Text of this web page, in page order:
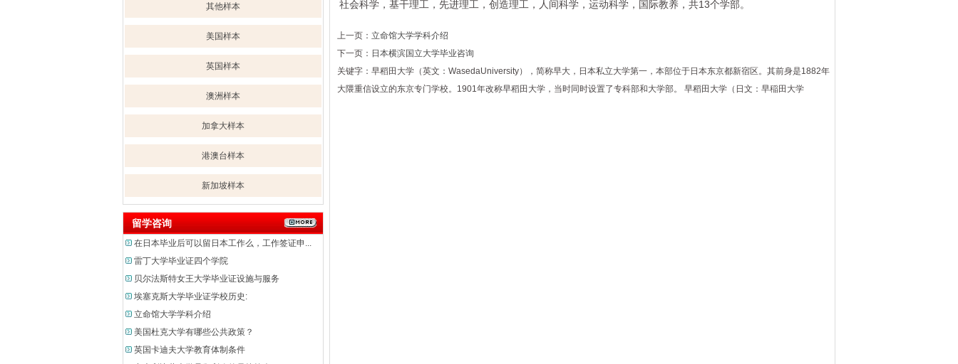
其他样本
美国样本
英国样本
澳洲样本
加拿大样本
港澳台样本
新加坡样本
留学咨询
在日本毕业后可以留日本工作么，工作签证申...
雷丁大学毕业证四个学院
贝尔法斯特女王大学毕业证设施与服务
埃塞克斯大学毕业证学校历史:
立命馆大学学科介绍
美国杜克大学有哪些公共政策？
英国卡迪夫大学教育体制条件
社会科学，基干理工，先进理工，创造理工，人间科学，运动科学，国际教养，共13个学部。
上一页： 立命馆大学学科介绍
下一页： 日本横滨国立大学毕业咨询
关键字：早稻田大学（英文：WasedaUniversity），简称早大，日本私立大学第一，本部位于日本东京都新宿区。其前身是1882年
大隈重信设立的东京专门学校。1901年改称早稻田大学，当时同时设置了专科部和大学部。 早稻田大学（日文：早稲田大学